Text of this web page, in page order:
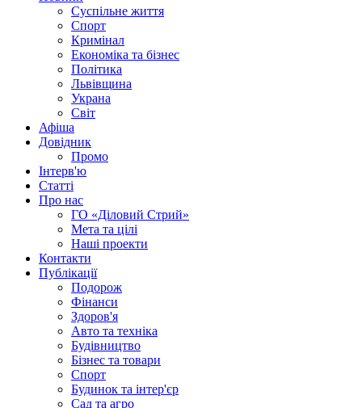
Суспільне життя
Спорт
Кримінал
Економіка та бізнес
Політика
Львівщина
Украна
Світ
Афіша
Довідник
Промо
Інтерв'ю
Статті
Про нас
ГО «Діловий Стрий»
Мета та цілі
Наші проекти
Контакти
Публікації
Подорож
Фінанси
Здоров'я
Авто та техніка
Будівництво
Бізнес та товари
Спорт
Будинок та інтер'єр
Сад та агро